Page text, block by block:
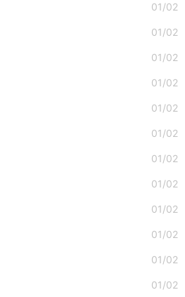
01/02
01/02
01/02
01/02
01/02
01/02
01/02
01/02
01/02
01/02
01/02
01/02